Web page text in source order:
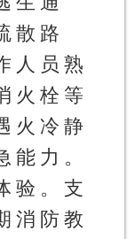
散路
人员熟
火栓等
火冷静
能力。
验。 支
消防教